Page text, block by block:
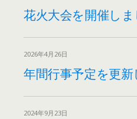
花火大会を開催し
2026年4月26日
年間行事予定を更
2024年9月23日